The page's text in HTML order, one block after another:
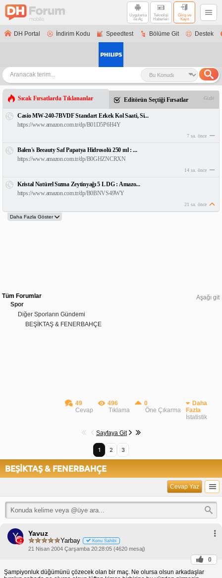
Uygulama
ile Aç
Teknoloji
Haberleri
Giriş ve
Kayıt
DH Portal İndirim Kodu Speedtest Bölüme Git Destek
Sıcak Fırsatlarda Tıklananlar Editörün Seçtiği Fırsatlar Gizle
Casio MW-240-7BVDF Standart Erkek Kol Saati, Si...
https://www.amazon.com.tr/dp/B01D5P6H4Y
7 sa. önce
Balen's Beeauty Saf Papatya Hidrosolü 250 ml : ...
https://www.amazon.com.tr/dp/B0GHZNCRXN
14 sa. önce
Kristal Natürel Sızma Zeytinyağı 5 L DG : Amazo...
https://www.amazon.com.tr/dp/B0BNVS49WY
21 sa. önce
Aşağı git
Tüm Forumlar
Spor
Diğer Sporların Gündemi
BEŞİKTAŞ & FENERBAHÇE
49
Cevap
496
Tıklama
0
Öne Çıkarma
Daha
Fazla
İstatistik
Sayfaya Git
1 2 3
BEŞİKTAŞ & FENERBAHÇE
Cevap Yaz
Y Yavuz
Yarbay Konu Sahibi
21 Nisan 2004 Çarşamba 20:28:05 (4620 mesaj)
0
Şampiyonluk düğümünü çözecek olan bir maç. Ne olursa olsun arkadaşlar